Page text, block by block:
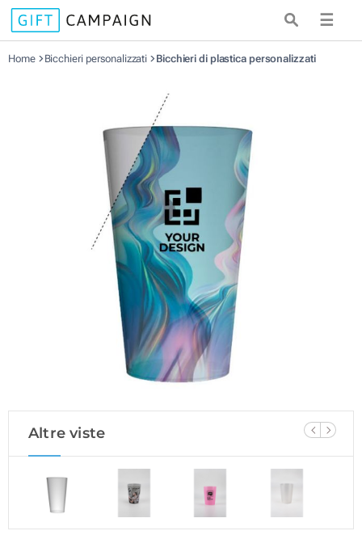
☰
Home Bicchieri personalizzati Bicchieri di plastica personalizzati
Altre viste